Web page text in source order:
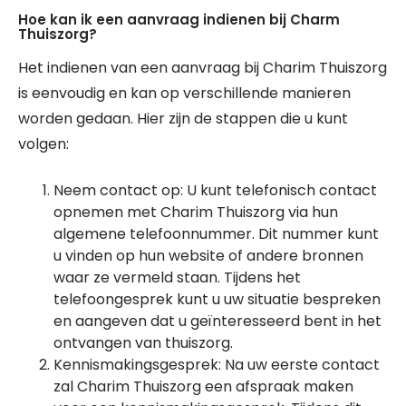
Hoe kan ik een aanvraag indienen bij Charm
Thuiszorg?
Het indienen van een aanvraag bij Charim Thuiszorg
is eenvoudig en kan op verschillende manieren
worden gedaan. Hier zijn de stappen die u kunt
volgen:
Neem contact op: U kunt telefonisch contact
opnemen met Charim Thuiszorg via hun
algemene telefoonnummer. Dit nummer kunt
u vinden op hun website of andere bronnen
waar ze vermeld staan. Tijdens het
telefoongesprek kunt u uw situatie bespreken
en aangeven dat u geïnteresseerd bent in het
ontvangen van thuiszorg.
Kennismakingsgesprek: Na uw eerste contact
zal Charim Thuiszorg een afspraak maken